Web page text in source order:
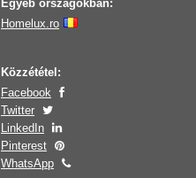
Egyéb országokban:
Homelux.ro
Közzététel:
Facebook
Twitter
LinkedIn
Pinterest
WhatsApp